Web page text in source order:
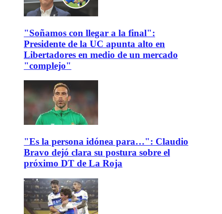
"Soñamos con llegar a la final":
Presidente de la UC apunta alto en
Libertadores en medio de un mercado
"complejo"
"Es la persona idónea para…": Claudio
Bravo dejó clara su postura sobre el
próximo DT de La Roja